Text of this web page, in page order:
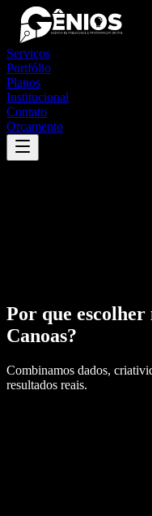
Serviços
Portfólio
Planos
Institucional
Contato
Orçamento
Por que escolher
Canoas?
Combinamos dados,
resultados reais.